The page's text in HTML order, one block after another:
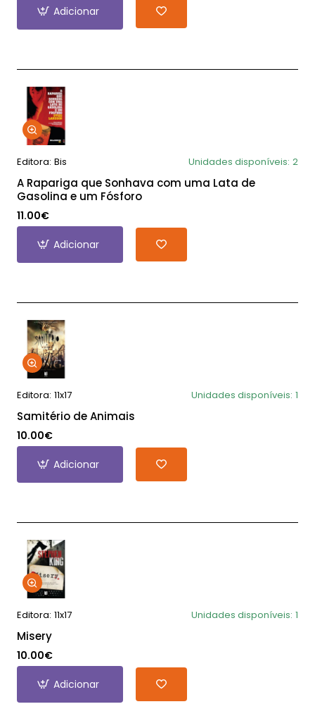
Adicionar
Editora: Bis Unidades disponíveis: 2
A Rapariga que Sonhava com uma Lata de
Gasolina e um Fósforo
11.00€
Adicionar
Editora: 11x17 Unidades disponíveis: 1
Samitério de Animais
10.00€
Adicionar
Editora: 11x17 Unidades disponíveis: 1
Misery
10.00€
Adicionar